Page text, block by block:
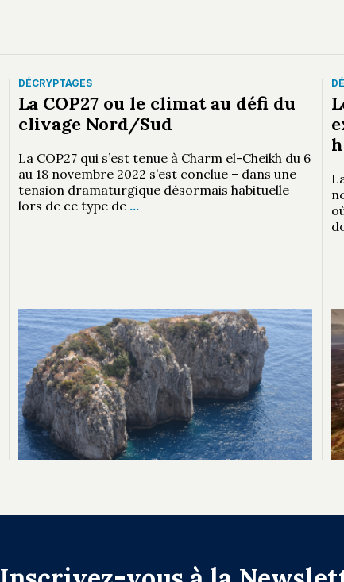
DÉCRYPTAGES
La COP27 ou le climat au défi du
clivage Nord/Sud
La COP27 qui s’est tenue à Charm el-Cheikh du 6
au 18 novembre 2022 s’est conclue – dans une
tension dramaturgique désormais habituelle
lors de ce type de …